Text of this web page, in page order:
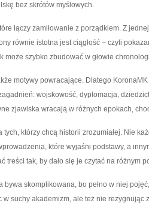
bez skrótów myślowych.
łączy zamiłowanie z porządkiem. Z
równie istotna jest ciągłość – czyli
może szybko zbudować w głowie
motywy powracające. Dlatego
wojskowość, dyplomacja,
zjawiska wracają w różnych epokach,
tych, którzy chcą historii zrozumiałej. Nie
które wyjaśni podstawy, a
treści tak, by dało się je czytać na różnym
bywa skomplikowana, bo pełno w niej
suchy akademizm, ale też nie rezygnując